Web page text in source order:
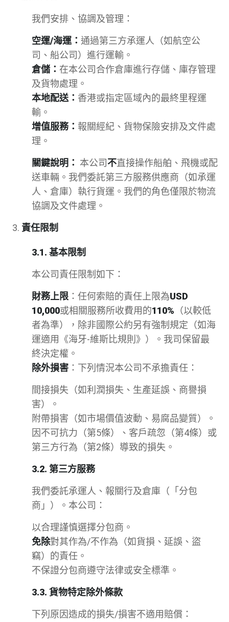
我們安排、協調及管理：
空運/海運： 通過第三方承運人（如航空公
司、船公司）進行運輸。
倉儲： 在本公司合作倉庫進行存儲、庫存管理
及貨物處理。
本地配送： 香港或指定區域內的最終里程運
輸。
增值服務： 報關經紀、貨物保險安排及文件處
理。
關鍵說明： 本公司不直接操作船舶、飛機或配
送車輛。我們委託第三方服務供應商（如承運
人、倉庫）執行貨運。我們的角色僅限於物流
協調及文件處理。
責任限制
3.1. 基本限制
本公司責任限制如下：
財務上限 ：任何索賠的責任上限為USD
10,000或相關服務所收費用的110% （以較低
者為準），除非國際公約另有強制規定（如海
運適用《海牙-維斯比規則》）。我司保留最
終決定權。
除外損害 ：下列情況本公司不承擔責任：
間接損失（如利潤損失、生產延誤、商譽損
害）。
附帶損害（如市場價值波動、易腐品變質）。
因不可抗力（第5條）、客戶疏忽（第4條）或
第三方行為（第2條）導致的損失。
3.2. 第三方服務
我們委託承運人、報關行及倉庫（「分包
商」）。本公司：
以合理謹慎選擇分包商。
免除對其作為/不作為（如貨損、延誤、盜
竊）的責任。
不保證分包商遵守法律或安全標準。
3.3. 貨物特定除外條款
下列原因造成的損失/損害不適用賠償：